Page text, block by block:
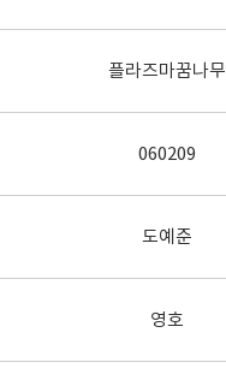
플라즈마꿈나무
060209
도예준
영호